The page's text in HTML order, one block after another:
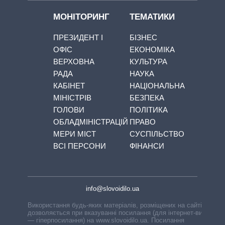
МОНІТОРИНГ
ПРЕЗИДЕНТ І
ОФІС
ВЕРХОВНА
РАДА
КАБІНЕТ
МІНІСТРІВ
ГОЛОВИ
ОБЛАДМІНІСТРАЦІЙ
МЕРИ МІСТ
ВСІ ПЕРСОНИ
ТЕМАТИКИ
БІЗНЕС
ЕКОНОМІКА
КУЛЬТУРА
НАУКА
НАЦІОНАЛЬНА
БЕЗПЕКА
ПОЛІТИКА
ПРАВО
СУСПІЛЬСТВО
ФІНАНСИ
info@slovoidilo.ua
Використання будь-яких матеріалів, розміщених на сайті,
дозволяється при вказуванні посилання (для інтернет-видань
— гіперпосилання) на www.slovoidilo.ua. Посилання